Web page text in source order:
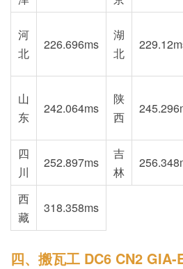
河
北
226.696ms
湖
北
山
东
242.064ms
陕
西
四
川
252.897ms
吉
林
西
藏
318.358ms
四、搬瓦工 DC6 CN2 GIA-